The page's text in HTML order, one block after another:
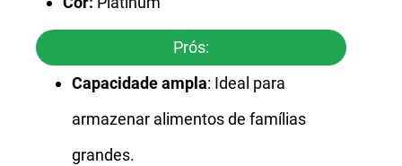
Prós:
Capacidade ampla: Ideal para
armazenar alimentos de famílias
grandes.